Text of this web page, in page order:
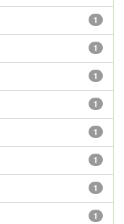
1
1
1
1
1
1
1
1